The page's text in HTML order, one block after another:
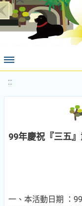
:::
99年慶祝『三五
一、本活動日期 ：